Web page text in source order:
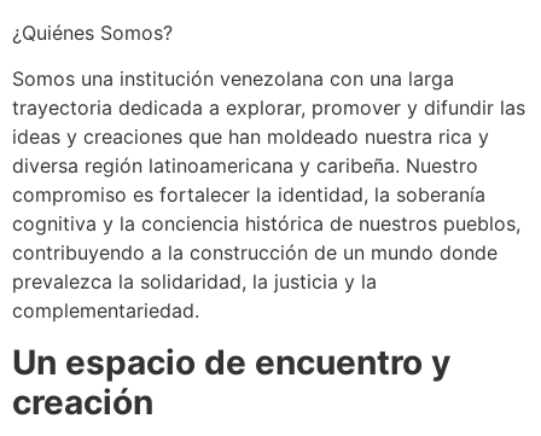
¿Quiénes Somos?
Somos una institución venezolana con una larga
trayectoria dedicada a explorar, promover y difundir las
ideas y creaciones que han moldeado nuestra rica y
diversa región latinoamericana y caribeña. Nuestro
compromiso es fortalecer la identidad, la soberanía
cognitiva y la conciencia histórica de nuestros pueblos,
contribuyendo a la construcción de un mundo donde
prevalezca la solidaridad, la justicia y la
complementariedad.
Un espacio de encuentro y
creación